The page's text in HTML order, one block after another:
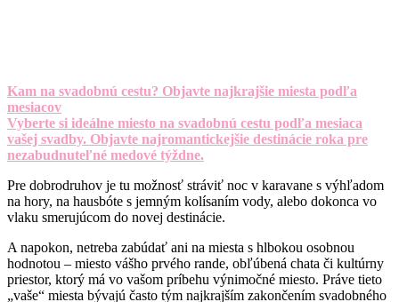
Kam na svadobnú cestu? Objavte najkrajšie miesta podľa
mesiacov
Vyberte si ideálne miesto na svadobnú cestu podľa mesiaca
vašej svadby. Objavte najromantickejšie destinácie roka pre
nezabudnuteľné medové týždne.
Pre dobrodruhov je tu možnosť stráviť noc v karavane s výhľadom
na hory, na hausbóte s jemným kolísaním vody, alebo dokonca vo
vlaku smerujúcom do novej destinácie.
A napokon, netreba zabúdať ani na miesta s hlbokou osobnou
hodnotou – miesto vášho prvého rande, obľúbená chata či kultúrny
priestor, ktorý má vo vašom príbehu výnimočné miesto. Práve tieto
„vaše“ miesta bývajú často tým najkrajším zakončením svadobného